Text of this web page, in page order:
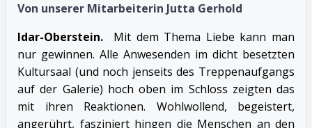
Von unserer Mitarbeiterin Jutta Gerhold
Idar-Oberstein. Mit dem Thema Liebe kann man
nur gewinnen. Alle Anwesenden im dicht besetzten
Kultursaal (und noch jenseits des Treppenaufgangs
auf der Galerie) hoch oben im Schloss zeigten das
mit ihren Reaktionen. Wohlwollend, begeistert,
angerührt, fasziniert hingen die Menschen an den